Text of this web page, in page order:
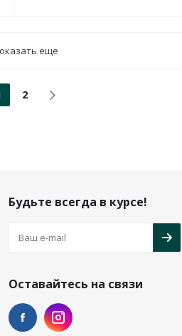
еще
2
Будьте всегда в курсе!
Оставайтесь на связи